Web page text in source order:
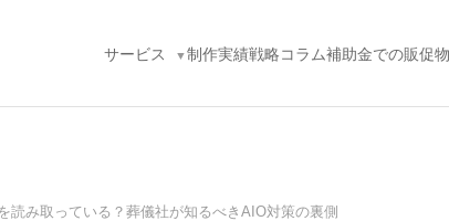
サービス 制作実績戦略コラム補助金での販促
読み取っている？葬儀社が知るべきAIO対策の裏側